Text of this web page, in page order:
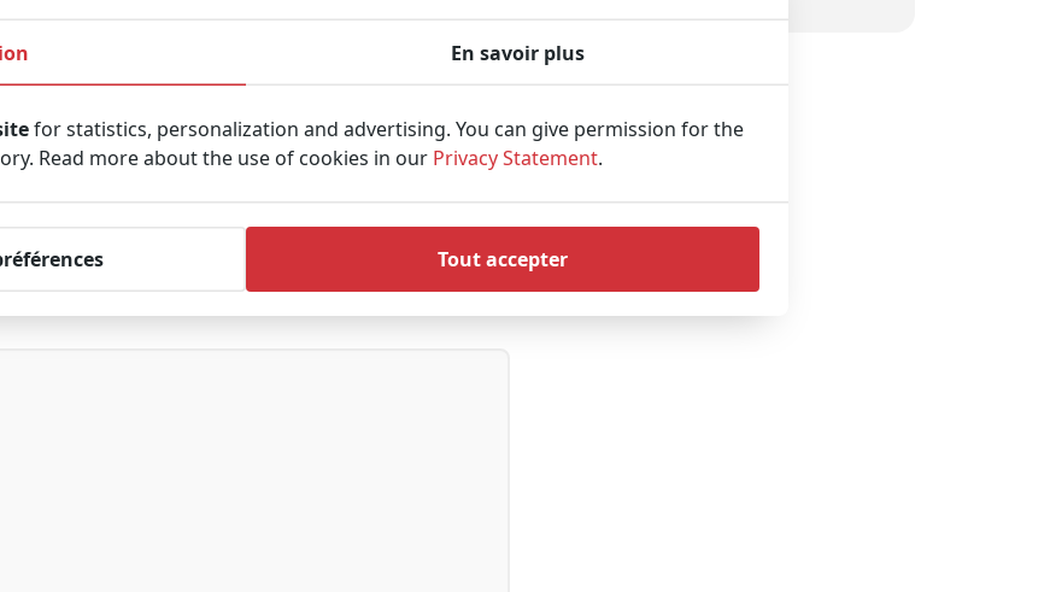
En savoir plus
for statistics, personalization and advertising. You can give permission for the
Read more about the use of cookies in our Privacy Statement.
Tout accepter